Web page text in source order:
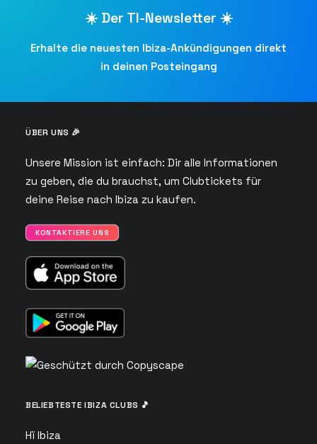
☀️ Der TI-Newsletter ☀️
Erhalte die neuesten Ibiza-Ankündigungen direkt
in deinen Posteingang
ÜBER UNS 🎉
Unsere Mission ist einfach: Dir alle Informationen
zu geben, die du brauchst, um Clubtickets für
deine Reise nach Ibiza zu kaufen.
KONTAKTIERE UNS
BELIEBTESTE IBIZA CLUBS 🎵
Hï Ibiza